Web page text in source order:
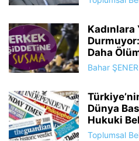
Daha
Bahar ŞENER
Dünya
Hukuki
Toplumsal